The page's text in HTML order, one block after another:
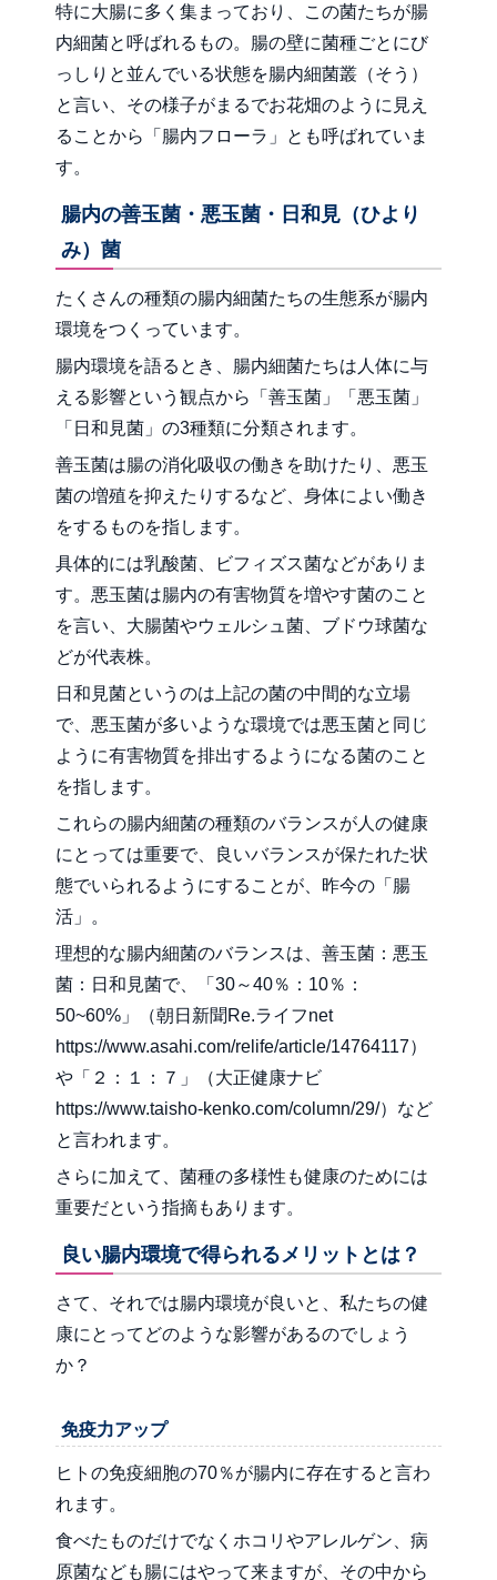
特に大腸に多く集まっており、この菌たちが腸
内細菌と呼ばれるもの。腸の壁に菌種ごとにび
っしりと並んでいる状態を腸内細菌叢（そう）
と言い、その様子がまるでお花畑のように見え
ることから「腸内フローラ」とも呼ばれていま
す。
腸内の善玉菌・悪玉菌・日和見（ひより
み）菌
たくさんの種類の腸内細菌たちの生態系が腸内
環境をつくっています。
腸内環境を語るとき、腸内細菌たちは人体に与
える影響という観点から「善玉菌」「悪玉菌」
「日和見菌」の3種類に分類されます。
善玉菌は腸の消化吸収の働きを助けたり、悪玉
菌の増殖を抑えたりするなど、身体によい働き
をするものを指します。
具体的には乳酸菌、ビフィズス菌などがありま
す。悪玉菌は腸内の有害物質を増やす菌のこと
を言い、大腸菌やウェルシュ菌、ブドウ球菌な
どが代表株。
日和見菌というのは上記の菌の中間的な立場
で、悪玉菌が多いような環境では悪玉菌と同じ
ように有害物質を排出するようになる菌のこと
を指します。
これらの腸内細菌の種類のバランスが人の健康
にとっては重要で、良いバランスが保たれた状
態でいられるようにすることが、昨今の「腸
活」。
理想的な腸内細菌のバランスは、善玉菌：悪玉
菌：日和見菌で、「30～40％：10％：
50~60%」（朝日新聞Re.ライフnet
https://www.asahi.com/relife/article/14764117）
や「２：１：７」（大正健康ナビ
https://www.taisho-kenko.com/column/29/）など
と言われます。
さらに加えて、菌種の多様性も健康のためには
重要だという指摘もあります。
良い腸内環境で得られるメリットとは？
さて、それでは腸内環境が良いと、私たちの健
康にとってどのような影響があるのでしょう
か？
免疫力アップ
ヒトの免疫細胞の70％が腸内に存在すると言わ
れます。
食べたものだけでなくホコリやアレルゲン、病
原菌なども腸にはやって来ますが、その中から